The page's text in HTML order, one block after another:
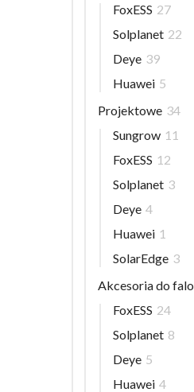
FoxESS 27
Solplanet 22
Deye 39
Huawei 5
Projektowe 34
Sungrow 11
FoxESS 12
Solplanet 3
Deye 4
Huawei 1
SolarEdge 3
Akcesoria do
FoxESS 24
Solplanet 8
Deye 5
Huawei 4